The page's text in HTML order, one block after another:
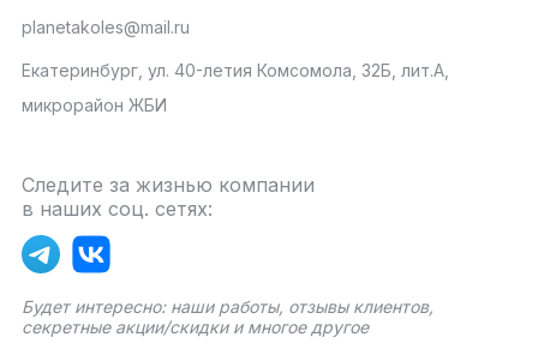
planetakoles@mail.ru
Екатеринбург, ул. 40-летия Комсомола, 32Б, лит.А,
микрорайон ЖБИ
Следите за жизнью компании
в наших соц. сетях:
Будет интересно: наши работы, отзывы клиентов,
секретные акции/скидки и многое другое